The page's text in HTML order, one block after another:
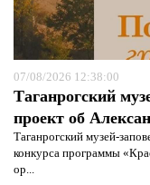
07/08/2026 12:38:00
Таганрогский
проект об
Таганрогский музей-
конкурса программы
ор...
Я согласен с
защиты
Я согласен с
защиты